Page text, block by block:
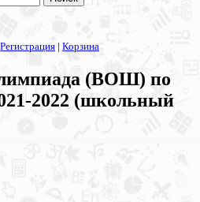
Регистрация | Корзина
(ВОШ) по
2022 (школьный